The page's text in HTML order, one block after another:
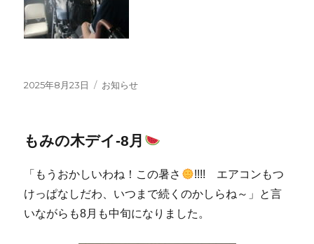
投
2025年8月23日
カ
ー
お知らせ
もみの木デイ‐8月
「もうおかしいわね！この暑さ
!!!! エアコンもつ
けっぱなしだわ、いつまで続くのかしらね～」と言
いながらも8月も中旬になりました。